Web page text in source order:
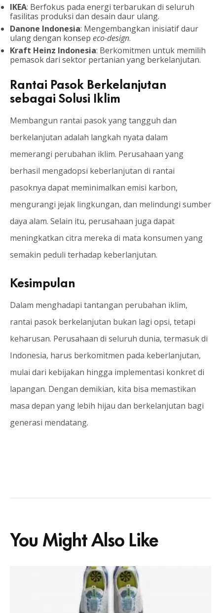
IKEA: Berfokus pada energi terbarukan di seluruh
fasilitas produksi dan desain daur ulang.
Danone Indonesia: Mengembangkan inisiatif daur
ulang dengan konsep eco-design.
Kraft Heinz Indonesia: Berkomitmen untuk memilih
pemasok dari sektor pertanian yang berkelanjutan.
Rantai Pasok Berkelanjutan
sebagai Solusi Iklim
Membangun rantai pasok yang tangguh dan
berkelanjutan adalah langkah nyata dalam
memerangi perubahan iklim. Perusahaan yang
berhasil mengadopsi keberlanjutan di rantai
pasoknya dapat meminimalkan emisi karbon,
mengurangi jejak lingkungan, dan melindungi sumber
daya alam. Selain itu, perusahaan juga dapat
meningkatkan citra mereka di mata konsumen yang
semakin peduli terhadap keberlanjutan.
Kesimpulan
Dalam menghadapi tantangan perubahan iklim,
rantai pasok berkelanjutan bukan lagi opsi, tetapi
keharusan. Perusahaan di seluruh dunia, termasuk di
Indonesia, harus berkomitmen pada keberlanjutan,
mulai dari kebijakan hingga implementasi konkret di
lapangan. Dengan demikian, kita bisa memastikan
masa depan yang lebih hijau dan berkelanjutan bagi
generasi mendatang.
You Might Also Like